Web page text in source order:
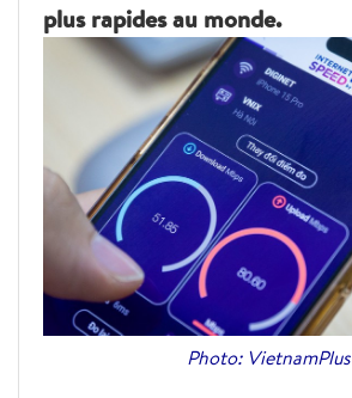
plus rapides au monde.
Photo: VietnamPlus